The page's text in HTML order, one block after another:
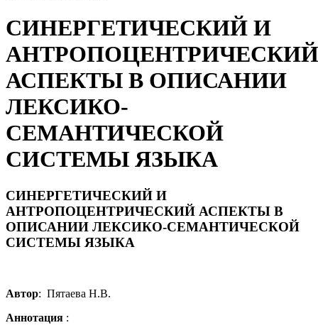
СИНЕРГЕТИЧЕСКИЙ И
АНТРОПОЦЕНТРИЧЕСКИЙ
АСПЕКТЫ В ОПИСАНИИ
ЛЕКСИКО-
СЕМАНТИЧЕСКОЙ
СИСТЕМЫ ЯЗЫКА
СИНЕРГЕТИЧЕСКИЙ И
АНТРОПОЦЕНТРИЧЕСКИЙ АСПЕКТЫ В
ОПИСАНИИ ЛЕКСИКО-СЕМАНТИЧЕСКОЙ
СИСТЕМЫ ЯЗЫКА
Автор: Пятаева Н.В.
Аннотация :